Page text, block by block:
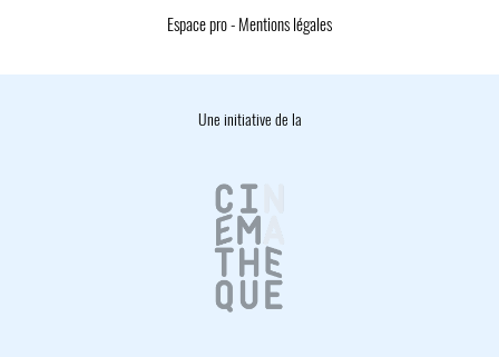
Espace pro- Mentions légales
Une initiative de la